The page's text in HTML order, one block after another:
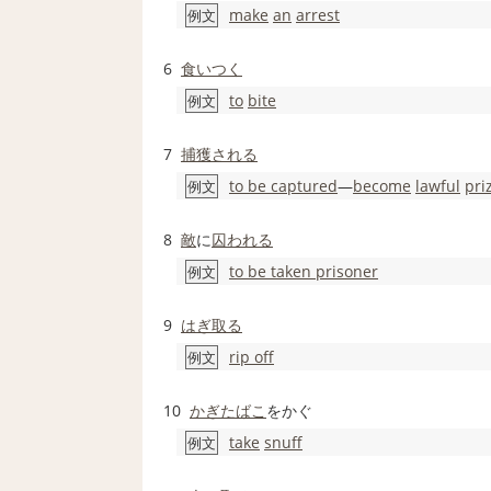
例文 make an arrest
6 食いつく
例文 to bite
7 捕獲される
例文 to be captured―become lawful
8 敵に囚われる
例文 to be taken prisoner
9 はぎ取る
例文 rip off
10 かぎたばこ をかぐ
例文 take snuff